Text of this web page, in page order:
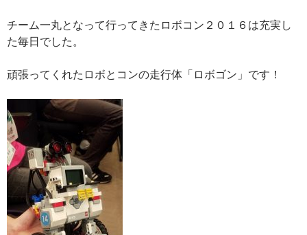
チーム一丸となって行ってきたロボコン２０１６は充実し
た毎日でした。
頑張ってくれたロボとコンの走行体「ロボゴン」です！